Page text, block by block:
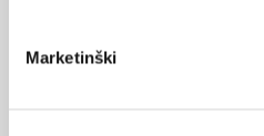
Marketinški